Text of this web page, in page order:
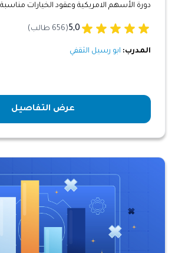
دورة الأسهم الامريكية وعقود الخيارات
5,0(656 طالب)
المدرب: ابو رسيل الثقفي
عرض التفاصيل